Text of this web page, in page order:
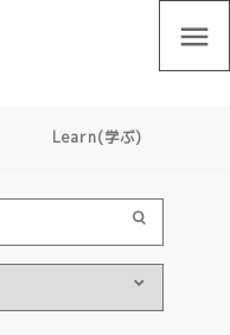
menu
Learn(学ぶ)